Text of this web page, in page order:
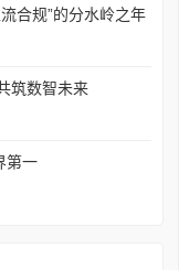
合规”的分水岭之年
筑数智未来
第一